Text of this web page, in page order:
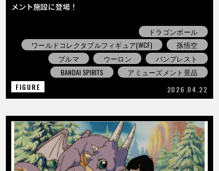
メント施設に登場！
ドラゴンボール
ワールドコレクタブルフィギュア(WCF)
孫悟空
ブルマ
ウーロン
バンプレスト
BANDAI SPIRITS
アミューズメント景品
FIGURE
2026.04.22